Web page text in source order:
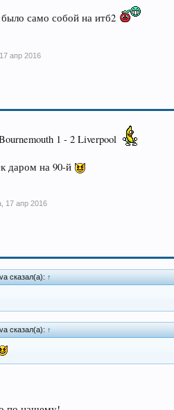
само собой на итб2
17 апр 2016
1 - 2 Liverpool
даром на 90-й
17 апр 2016
сказал(а): ↑
сказал(а): ↑